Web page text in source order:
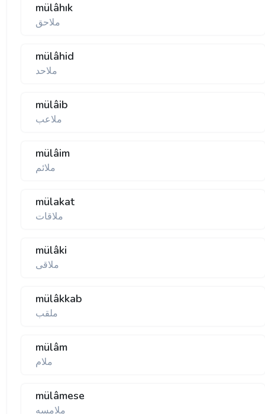
mülâhık
ملاحق
mülâhid
ملاحد
mülâib
ملاعب
mülâim
ملائم
mülakat
ملاقات
mülâki
ملاقی
mülâkkab
ملقب
mülâm
ملام
mülâmese
ملامسه